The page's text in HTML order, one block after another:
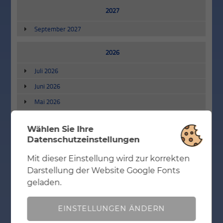
2027
September 2027
2026
Juli 2026
Juni 2026
Mai 2026
März 2026
Januar 2026
Dezember 2025
November 2025
Wählen Sie Ihre
Datenschutzeinstellungen
Notwendig Mit dieser Einstellung wird zur korrekten
Darstellung der Website Google Fonts geladen.
Mit dieser Einstellung wird zur korrekten
Darstellung der Website Google Fonts
geladen.
EINSTELLUNGEN ÄNDERN